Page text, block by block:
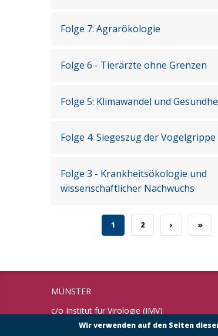
Folge 7: Agrarökologie
Folge 6 - Tierärzte ohne Grenzen
Folge 5: Klimawandel und
Folge 4: Siegeszug der Vogelgrippe
Folge 3 - Krankheitsökologie und
wissenschaftlicher Nachwuchs
CURRENT PAGE
1 PAGE
2 NEXT PAGE
› LAST
»
MÜNSTER
c/o Institut für Virologie (IMV)
Universität Münster
Wir verwenden auf den Seiten